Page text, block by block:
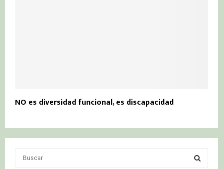
NO es diversidad funcional, es discapacidad